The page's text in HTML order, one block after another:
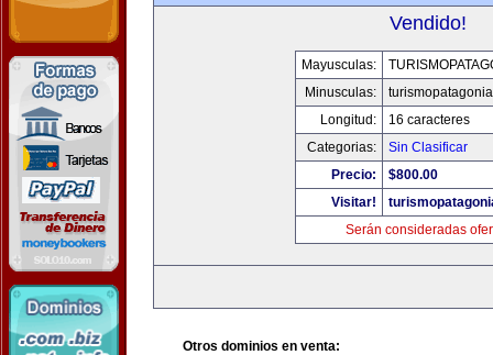
Vendido!
Mayusculas:
Minusculas:
Longitud:
16 caracteres
Categorias:
Sin Clasificar
Precio:
$800.00
Visitar!
Serán consideradas
Otros dominios en venta: